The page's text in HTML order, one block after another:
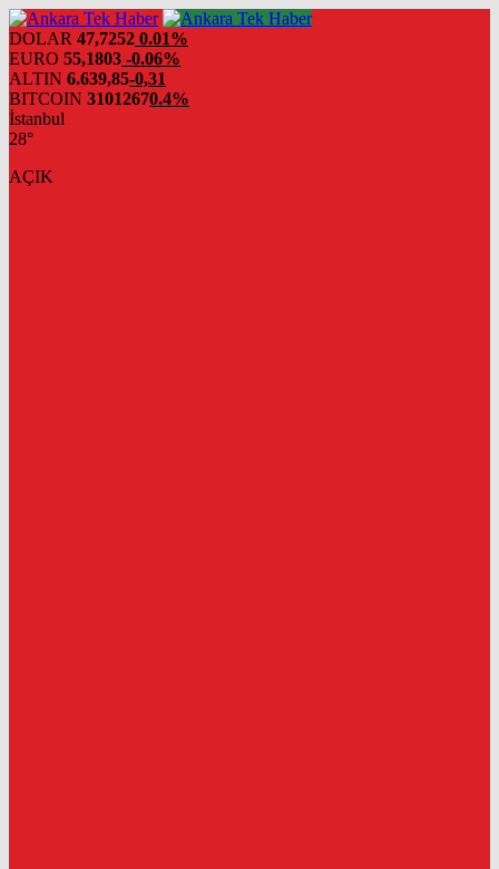
DOLAR 47,7252 0.01%
EURO 55,1803 -0.06%
ALTIN 6.639,85-0,31
BITCOIN 31012670.4%
İstanbul
28°
AÇIK